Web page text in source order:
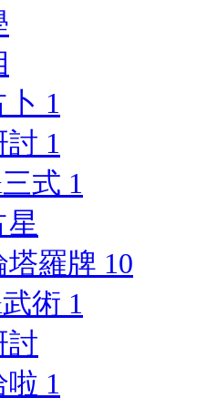
1
討 1
式 1
星
塔羅牌 10
術 1
討
啦 1